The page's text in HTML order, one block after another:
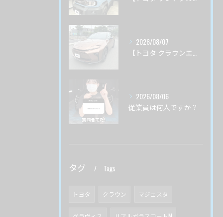
2026/08/07
2026/08/06
従業員は何人ですか？
タグ Tags
トヨタ クラウン マジェスタ